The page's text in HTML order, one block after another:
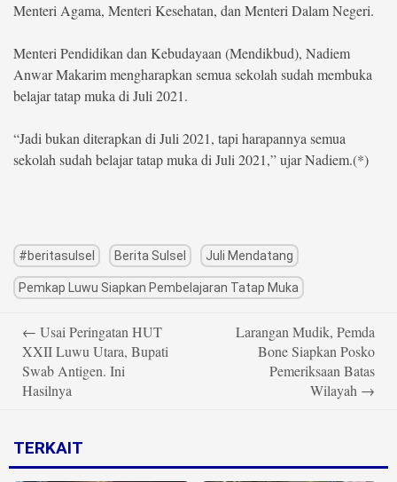
Menteri Agama, Menteri Kesehatan, dan Menteri Dalam Negeri.
Menteri Pendidikan dan Kebudayaan (Mendikbud), Nadiem
Anwar Makarim mengharapkan semua sekolah sudah membuka
belajar tatap muka di Juli 2021.
“Jadi bukan diterapkan di Juli 2021, tapi harapannya semua
sekolah sudah belajar tatap muka di Juli 2021,” ujar Nadiem.(*)
#beritasulsel Berita Sulsel Juli Mendatang
Pemkap Luwu Siapkan Pembelajaran Tatap Muka
navigation
← Usai Peringatan HUT
XXII Luwu Utara, Bupati
Swab Antigen. Ini
Hasilnya
Larangan Mudik, Pemda
Bone Siapkan Posko
Pemeriksaan Batas
Wilayah →
TERKAIT